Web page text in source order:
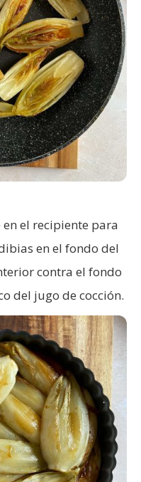
el recipiente para
en el fondo del
contra el fondo
del jugo de cocción.